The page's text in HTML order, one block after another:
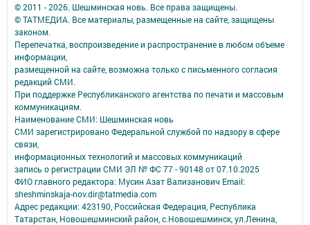
© 2011 - 2026. Шешминская новь. Все права защищены.
© ТАТМЕДИА. Все материалы, размещенные на сайте, защищены
законом.
Перепечатка, воспроизведение и распространение в любом объеме
информации,
размещенной на сайте, возможна только с письменного согласия
редакций СМИ.
При поддержке Республиканского агентства по печати и массовым
коммуникациям.
Наименование СМИ: Шешминская новь
СМИ зарегистрировано Федеральной службой по надзору в сфере
связи,
информационных технологий и массовых коммуникаций
запись о регистрации СМИ ЭЛ № ФС 77 - 90148 от 07.10.2025
ФИО главного редактора: Мусин Азат Вализанович Email:
sheshminskaja-nov.dir@tatmedia.com
Адрес редакции: 423190, Российская Федерация, Республика
Татарстан, Новошешминский район, с.Новошешминск, ул.Ленина,